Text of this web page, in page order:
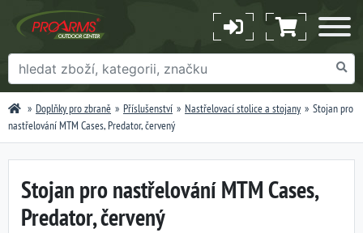
Doplňky pro zbraně Příslušenství Nastřelovací stolice a stojany
Stojan pro
nastřelování MTM Cases, Predator, červený
Stojan pro nastřelování MTM Cases,
Predator, červený